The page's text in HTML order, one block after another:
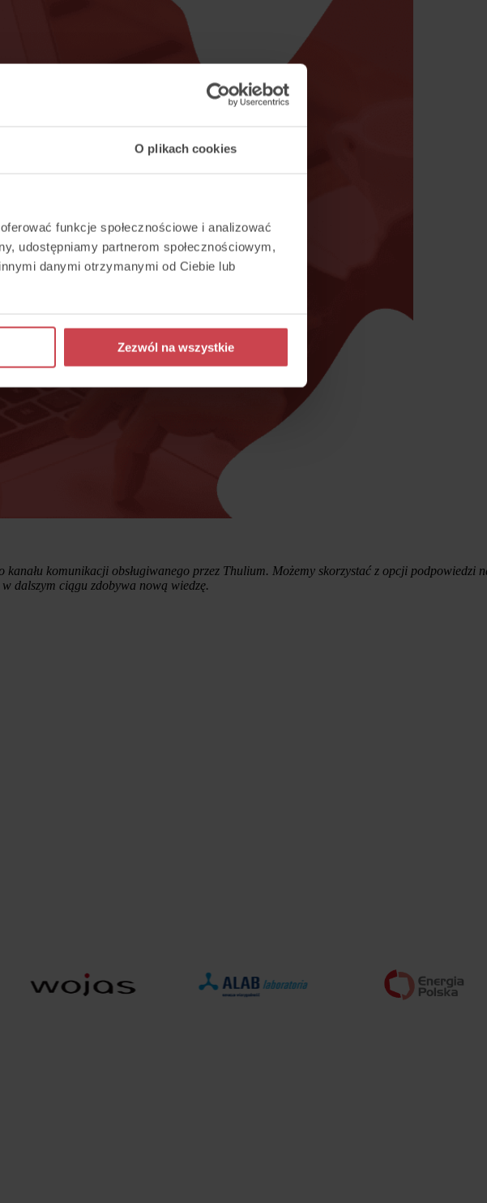
O plikach cookies
funkcje społecznościowe i analizować
udostępniamy partnerom społecznościowym,
danymi otrzymanymi od Ciebie lub
Zezwól na wszystkie
komunikacji obsługiwanego przez Thulium. Możemy skorzystać z opcji podpowiedzi
dalszym ciągu zdobywa nową wiedzę.